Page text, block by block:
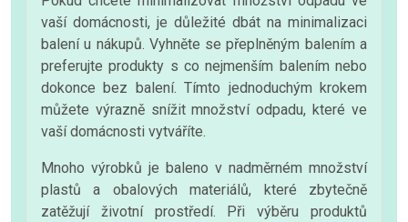
vaší domácnosti, je důležité dbát na minimalizaci
balení u nákupů. Vyhněte se přeplněným balením a
preferujte produkty s co nejmenším balením nebo
dokonce bez balení. Tímto jednoduchým krokem
můžete výrazně snížit množství odpadu, které ve
vaší domácnosti vytváříte.
Mnoho výrobků je baleno v nadměrném množství
plastů a obalových materiálů, které zbytečně
zatěžují životní prostředí. Při výběru produktů